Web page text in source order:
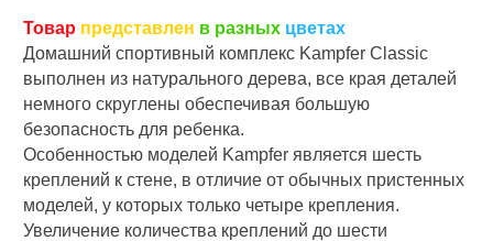
Товар представлен в разных цветах
Домашний спортивный комплекс Kampfer Classic
выполнен из натурального дерева, все края деталей
немного скруглены обеспечивая большую
безопасность для ребенка.
Особенностью моделей Kampfer является шесть
креплений к стене, в отличие от обычных пристенных
моделей, у которых только четыре крепления.
Увеличение количества креплений до шести